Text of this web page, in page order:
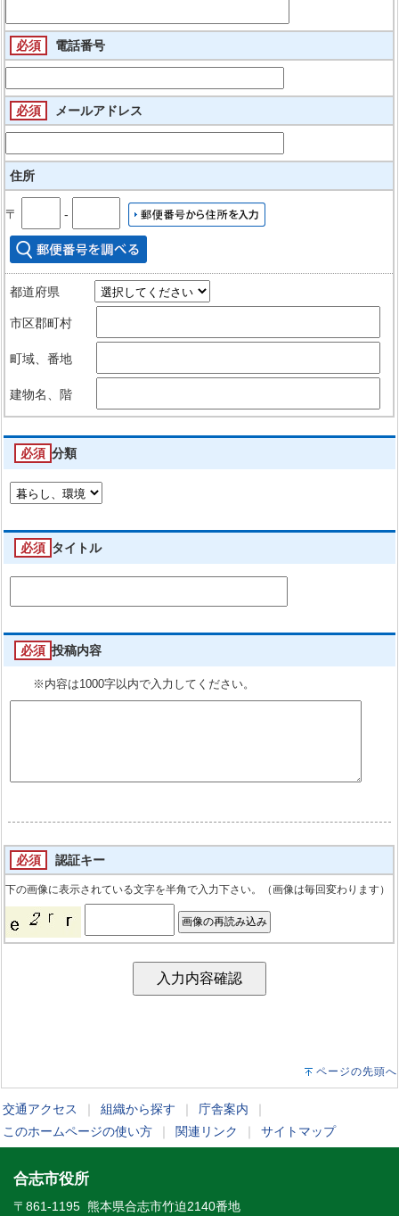
必須 電話番号
必須 メールアドレス
住所
〒 ‐
都道府県
市区郡町村
町域、番地
建物名、階
必須 分類
必須 タイトル
必須 投稿内容
※内容は1000字以内で入力してください。
必須 認証キー
下の画像に表示されている文字を半角で入力下さい。（画像は毎回変わります）
ページの先頭へ
交通アクセス 組織から探す 庁舎案内
このホームページの使い方
関連リンク サイトマップ
合志市役所
〒861-1195 熊本県合志市竹迫2140番地